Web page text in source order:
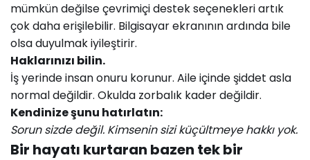
mümkün değilse çevrimiçi destek seçenekleri artık
çok daha erişilebilir. Bilgisayar ekranının ardında bile
olsa duyulmak iyileştirir.
Haklarınızı bilin.
İş yerinde insan onuru korunur. Aile içinde şiddet asla
normal değildir. Okulda zorbalık kader değildir.
Kendinize şunu hatırlatın:
Sorun sizde değil. Kimsenin sizi küçültmeye hakkı yok.
Bir hayatı kurtaran bazen tek bir